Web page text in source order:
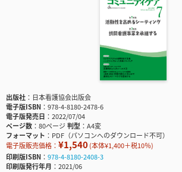
出版社
日本看護協会出版会
電子版ISBN
978-4-8180-2478-6
電子版発売日
2022/07/04
ページ数
80ページ判型
A4変
フォーマット
PDF（パソコンへのダウンロード不可）
電子版販売価格： ¥1,540(本体¥1,400＋税10％)
印刷版ISBN
978-4-8180-2408-3
印刷版発行年月
2021/06